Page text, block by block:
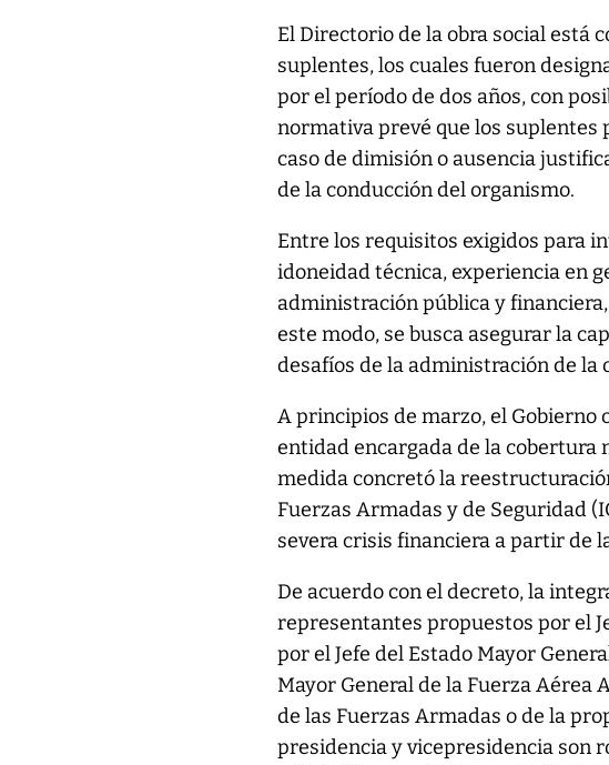
El Directorio de la obra social está
suplentes, los cuales fueron
por el período de dos años, con
normativa prevé que los
caso de dimisión o ausencia
de la conducción del organismo.
Entre los requisitos exigidos para
idoneidad técnica, experiencia en
administración pública y
este modo, se busca asegurar la
desafíos de la administración de la
A principios de marzo, el
entidad encargada de la cobertura
medida concretó la
Fuerzas Armadas y de Seguridad
severa crisis financiera a partir de
De acuerdo con el decreto, la
representantes propuestos por el
por el Jefe del Estado Mayor
Mayor General de la Fuerza
de las Fuerzas Armadas o de la
presidencia y vicepresidencia son